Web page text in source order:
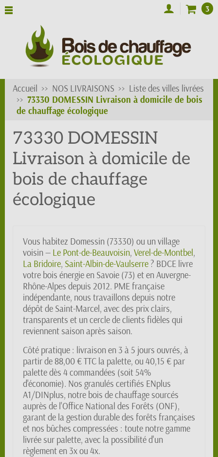
3
Accueil NOS LIVRAISONS
Liste des villes livrées
73330 DOMESSIN Livraison à domicile de bois
de chauffage écologique
73330 DOMESSIN
Livraison à domicile de
bois de chauffage
écologique
Vous habitez Domessin (73330) ou un village
voisin — Le Pont-de-Beauvoisin, Verel-de-Montbel,
La Bridoire, Saint-Albin-de-Vaulserre? BDCE livre
votre bois énergie en Savoie (73) et en Auvergne-
Rhône-Alpes depuis 2012. PME française
indépendante, nous travaillons depuis notre
dépôt de Saint-Marcel, avec des prix clairs,
transparents et un cercle de clients fidèles qui
reviennent saison après saison.
Côté pratique : livraison en 3 à 5 jours ouvrés, à
partir de 88,00 € TTC la palette, ou 40,15 € par
palette dès 4 commandées (soit 54%
d'économie). Nos granulés certifiés ENplus
A1/DINplus, notre bois de chauffage sourcés
auprès de l'Office National des Forêts (ONF),
garant de la gestion durable des forêts françaises
et nos bûches compressées : toute notre gamme
livrée sur palette, avec la possibilité d'un
règlement en 3x ou 4x.